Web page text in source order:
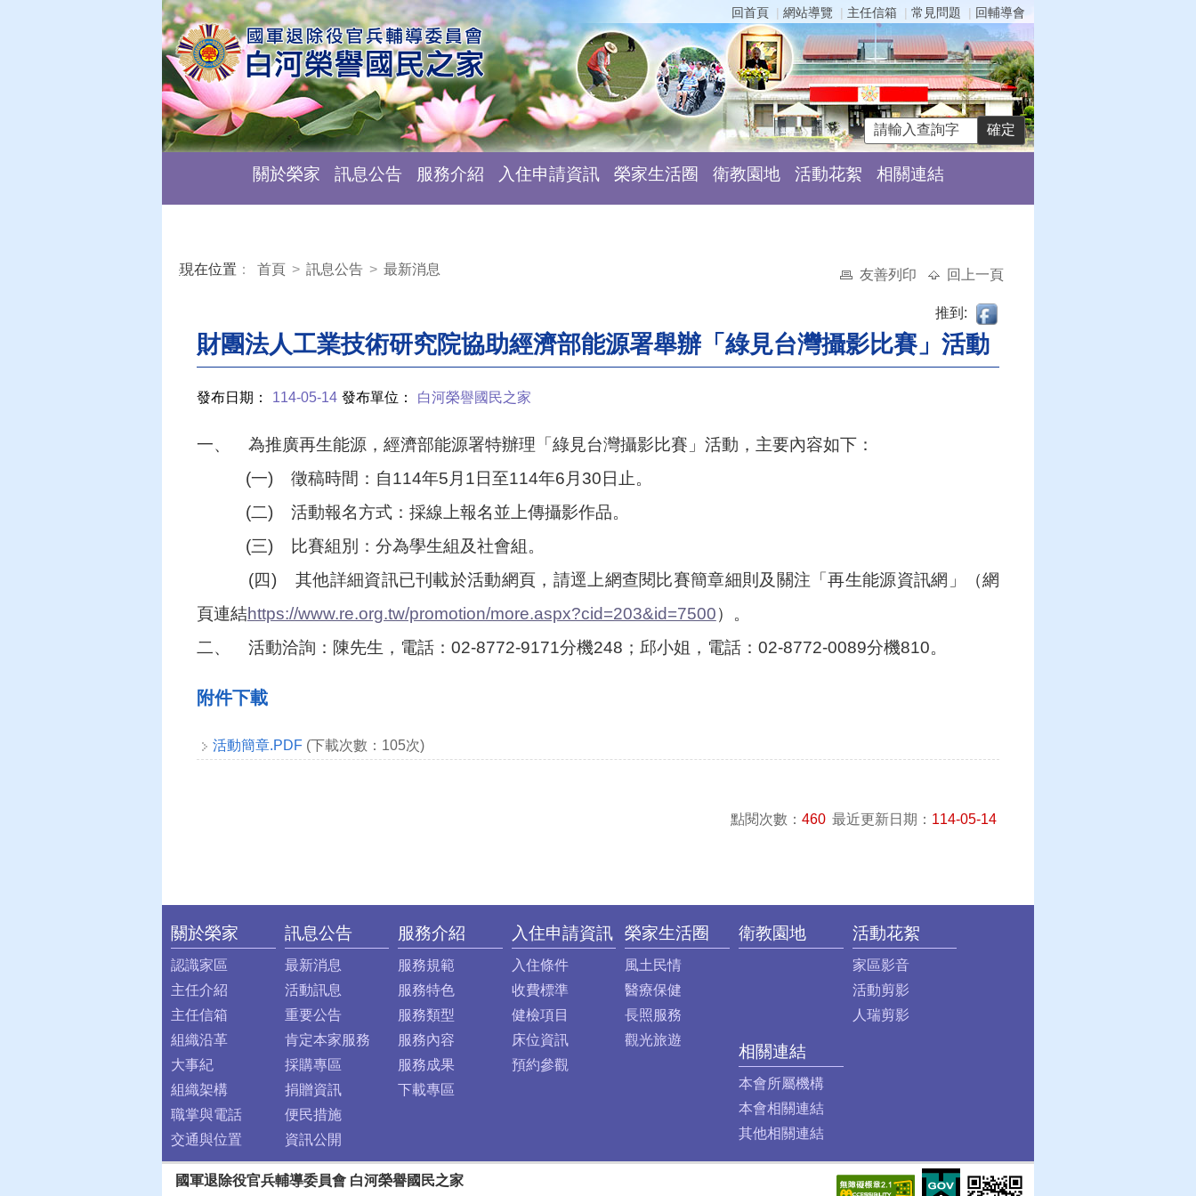
回首頁 網站導覽 主任信箱 常見問題 回輔導會
關於榮家 訊息公告 服務介紹 入住申請資訊 榮家生活圈 衛教園地 活動花絮 相關連結
:::
現在位置 ： 首頁 > 訊息公告 > 最新消息 友善列印 回上一頁
推到:
財團法人工業技術研究院協助經濟部能源署舉辦「綠見台灣攝影比賽」活動
發布日期： 114-05-14 發布單位： 白河榮譽國民之家
一、
為推廣再生能源，經濟部能源署特辦理「綠見台灣攝影比賽」活動，主要內容如下：
(一)
徵稿時間：自114年5月1日至114年6月30日止。
(二)
活動報名方式：採線上報名並上傳攝影作品。
(三)
比賽組別：分為學生組及社會組。
(四)
其他詳細資訊已刊載於活動網頁，請逕上網查閱比賽簡章細則及關注「再生能源資訊網」（網
頁連結https://www.re.org.tw/promotion/more.aspx?cid=203&id=7500）。
二、
活動洽詢：陳先生，電話：02-8772-9171分機248；邱小姐，電話：02-8772-0089分機810。
附件下載
活動簡章.PDF(下載次數：105次)
點閱次數：460 最近更新日期： 114-05-14
:::
關於榮家
認識家區
主任介紹
主任信箱
組織沿革
大事紀
組織架構
職掌與電話
交通與位置
訊息公告
最新消息
活動訊息
重要公告
肯定本家服務
採購專區
捐贈資訊
便民措施
資訊公開
服務介紹
服務規範
服務特色
服務類型
服務內容
服務成果
下載專區
入住申請資訊
入住條件
收費標準
健檢項目
床位資訊
預約參觀
榮家生活圈
風土民情
醫療保健
長照服務
觀光旅遊
衛教園地 活動花絮
家區影音
活動剪影
人瑞剪影
相關連結
本會所屬機構
本會相關連結
其他相關連結
國軍退除役官兵輔導委員會 白河榮譽國民之家